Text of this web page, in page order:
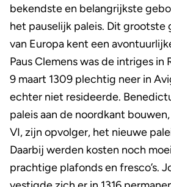
bekendste en belangrijkste
het pauselijk paleis. Dit
van Europa kent een
Paus Clemens was de intriges in
9 maart 1309 plechtig neer in
echter niet resideerde.
paleis aan de noordkant
VI, zijn opvolger, het nieuwe
Daarbij werden kosten noch
prachtige plafonds en fresco’s.